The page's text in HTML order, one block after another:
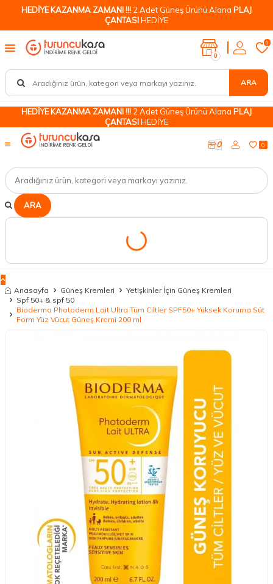
HEDİYE KAZANMA ZAMANI !!! 2 Adet Güneş Ürünü Alana PLAJ
ÇANTASIHEDİYE
ARA
0
0
HEDİYE KAZANMA ZAMANI !!! 2 Adet Güneş Ürünü Alana PLAJ
ÇANTASIHEDİYE
ARA
0 0
Anasayfa Güneş Kremleri
Yetişkinler İçin Güneş Kremleri
Spf 50+ & spf 50
Bioderma Photoderm Lait Ultra Tüm Ciltler SPF50+ Yüksek Koruma Süt
Form Yüz Vücut Güneş Kremi 200 ml